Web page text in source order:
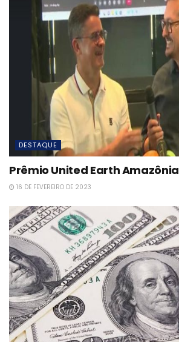
DESTAQUE
Prêmio United Earth Amazônia
16 DE FEVEREIRO DE 2023